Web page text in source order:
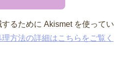
るために Akismet を使ってい
方法の詳細はこちらをご覧く